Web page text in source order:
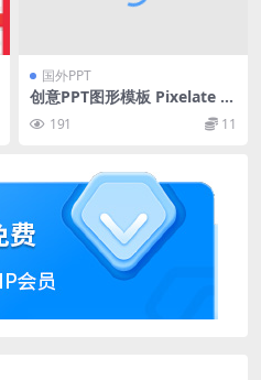
国外PPT
创意PPT图形模板 Pixelate P
owerPoint Template
191 11